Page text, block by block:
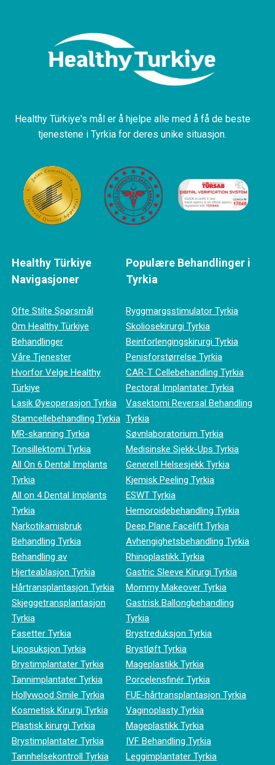
Healthy Türkiye's mål er å hjelpe alle med å få de beste
tjenestene i Tyrkia for deres unike situasjon.
Healthy Türkiye
Navigasjoner
Ofte Stilte Spørsmål
Om Healthy Türkiye
Behandlinger
Våre Tjenester
Hvorfor Velge Healthy
Türkiye
Lasik Øyeoperasjon Tyrkia
Stamcellebehandling Tyrkia
MR-skanning Tyrkia
Tonsillektomi Tyrkia
All On 6 Dental Implants
Tyrkia
All on 4 Dental Implants
Tyrkia
Narkotikamisbruk
Behandling Tyrkia
Behandling av
Hjerteablasjon Tyrkia
Hårtransplantasjon Tyrkia
Skjeggetransplantasjon
Tyrkia
Fasetter Tyrkia
Liposuksjon Tyrkia
Brystimplantater Tyrkia
Tannimplantater Tyrkia
Hollywood Smile Tyrkia
Kosmetisk Kirurgi Tyrkia
Plastisk kirurgi Tyrkia
Brystimplantater Tyrkia
Tannhelsekontroll Tyrkia
Populære Behandlinger i
Tyrkia
Ryggmargsstimulator Tyrkia
Skoliosekirurgi Tyrkia
Beinforlengingskirurgi Tyrkia
Penisforstørrelse Tyrkia
CAR-T Cellebehandling Tyrkia
Pectoral Implantater Tyrkia
Vasektomi Reversal Behandling
Tyrkia
Søvnlaboratorium Tyrkia
Medisinske Sjekk-Ups Tyrkia
Generell Helsesjekk Tyrkia
Kjemisk Peeling Tyrkia
ESWT Tyrkia
Hemoroidebehandling Tyrkia
Deep Plane Facelift Tyrkia
Avhengighetsbehandling Tyrkia
Rhinoplastikk Tyrkia
Gastric Sleeve Kirurgi Tyrkia
Mommy Makeover Tyrkia
Gastrisk Ballongbehandling
Tyrkia
Brystreduksjon Tyrkia
Brystløft Tyrkia
Mageplastikk Tyrkia
Porcelensfinér Tyrkia
FUE-hårtransplantasjon Tyrkia
Vaginoplasty Tyrkia
Mageplastikk Tyrkia
IVF Behandling Tyrkia
Leggimplantater Tyrkia